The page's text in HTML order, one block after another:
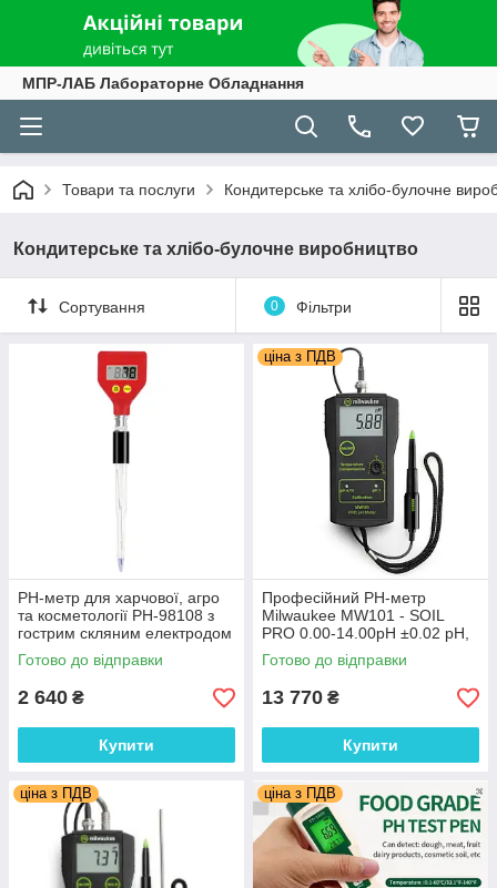
МПР-ЛАБ Лабораторне Обладнання
Товари та послуги Кондитерське та хлібо-булочне
Кондитерське та хлібо-булочне виробництво
Сортування 0 Фільтри
PH-метр для харчової, агро
та косметології PH-98108 з
гострим скляним електродом
pH: 0.00 – 14.00BNC
Готово до відправки
2 640 ₴
Купити
ціна з ПДВ
Професійний PH-метр
Milwaukee MW101 - SOIL
PRO 0.00-14.00pH ±0.02 pH,
ручна кал., Угорщина
Готово до відправки
13 770 ₴
Купити
ціна з ПДВ ціна з ПДВ